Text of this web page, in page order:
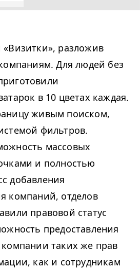
разложив
Для людей без
в 10 цветах каждая.
живым поиском,
фильтров.
массовых
и полностью
добавления
компаний, отделов
правовой статус
предоставления
таких же прав
как и сотрудникам